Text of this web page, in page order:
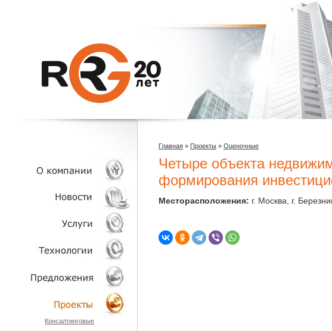
О КОМПАНИИ
НОВОСТИ
УСЛУГИ
ТЕХНОЛОГИИ
ОБЪЕКТЫ
Консалтинговые
Главная » Проекты » Оценочные
Четыре объекта
формирования
Месторасположения: г. Москва, г.